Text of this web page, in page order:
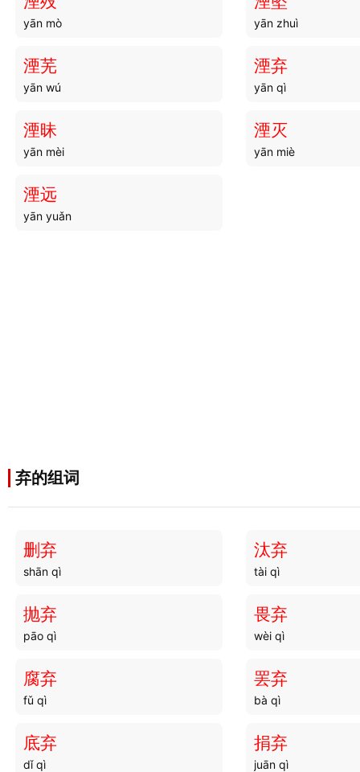
yān mò yān zhuì
湮芜
yān wú
湮弃
yān qì
湮昧
yān mèi
湮灭
yān miè
湮远
yān yuǎn
弃的组词
删弃
shān qì
汰弃
tài qì
抛弃
pāo qì
畏弃
wèi qì
腐弃
fǔ qì
罢弃
bà qì
底弃
dǐ qì
捐弃
juān qì